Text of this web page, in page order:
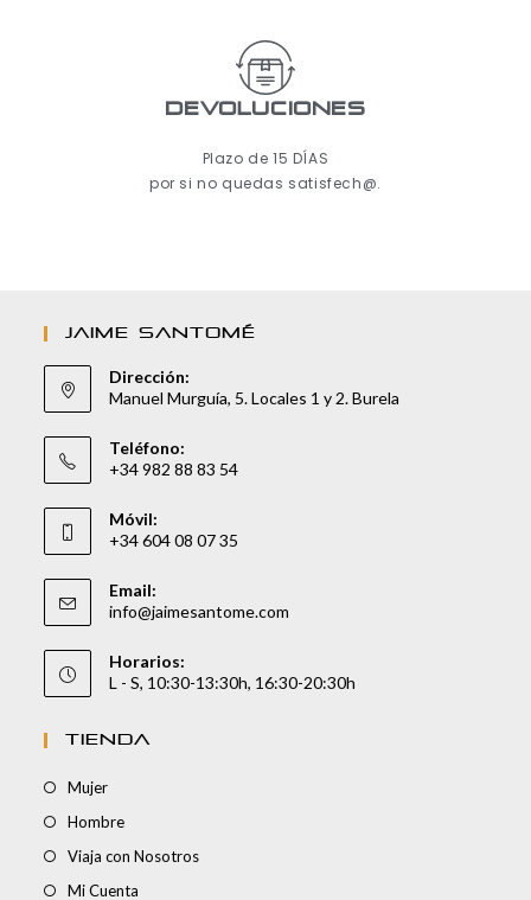
Devoluciones
Plazo de 15 DÍAS
por si no quedas satisfech@.
JAIME SANTOMÉ
Dirección:
Manuel Murguía, 5. Locales 1 y 2. Burela
Teléfono:
+34 982 88 83 54
Móvil:
+34 604 08 07 35
Email:
info@jaimesantome.com
Horarios:
L - S, 10:30-13:30h, 16:30-20:30h
TIENDA
Mujer
Hombre
Viaja con Nosotros
Mi Cuenta